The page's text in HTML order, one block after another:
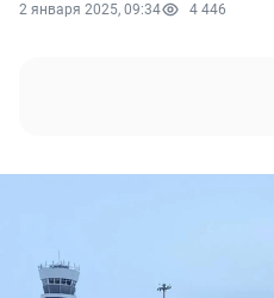
2 января 2025, 09:34 4 446